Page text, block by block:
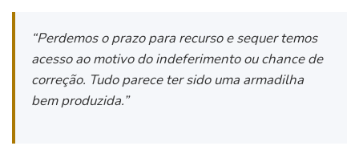
“Perdemos o prazo para recurso e sequer temos
acesso ao motivo do indeferimento ou chance de
correção. Tudo parece ter sido uma armadilha
bem produzida.”